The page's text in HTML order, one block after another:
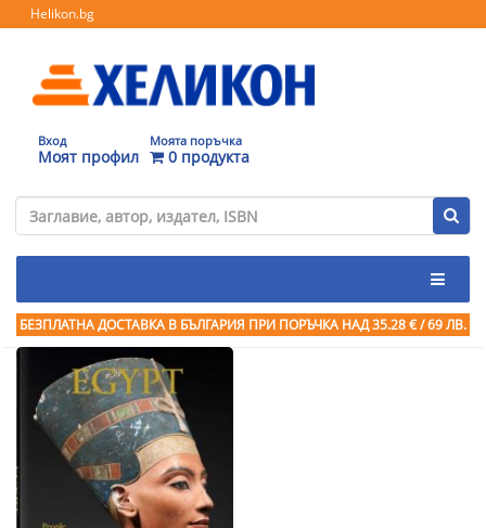
Helikon.bg
Вход
Моят профил
Моята поръчка
0 продукта
БЕЗПЛАТНА ДОСТАВКА В БЪЛГАРИЯ ПРИ ПОРЪЧКА НАД 35.28 € / 69 ЛВ.